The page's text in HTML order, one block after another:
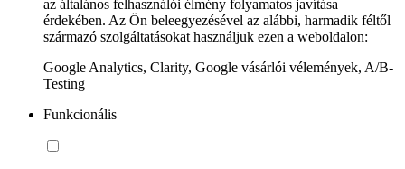
az általános felhasználói élmény folyamatos javítása
érdekében. Az Ön beleegyezésével az alábbi, harmadik féltől
származó szolgáltatásokat használjuk ezen a weboldalon:
Google Analytics, Clarity, Google vásárlói vélemények, A/B-
Testing
Funkcionális